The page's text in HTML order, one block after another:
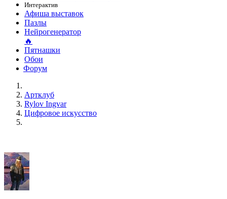
Интерактив
Афиша выставок
Пазлы
Нейрогенератор
🔥
Пятнашки
Обои
Форум
Артклуб
Rylov Ingvar
Цифровое искусство